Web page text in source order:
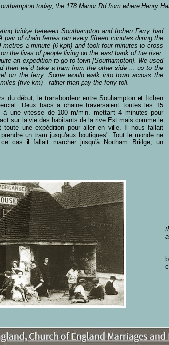
today, the 178 Manor Rd from where Henry
bridge between Southampton and Itchen Ferry had
pair of chain ferries ran every fifteen minutes during the
a minute (6 kph) and took four minutes to cross
the lives of people living on the east bank of the river.
an expedition to go to town [Southampton]. We used
then we`d take a tram from the other side ... up to the
on the ferry. Some would walk into town across the
(five km) - rather than pay the ferry toll.
du début, le transbordeur entre Souhampton et Itchen
Deux bacs à chaine traversaient toutes les 15
à une vitesse de 100 m/min. mettant 4 minutes pour
sur la vie des habitants de la rive Est mais comme le
toute une expédition pour aller en ville. Il nous fallait
un tram jusqu'aux boutiques". Tout le monde ne
cas il fallait marcher jusqu'à Northam Bridge, un